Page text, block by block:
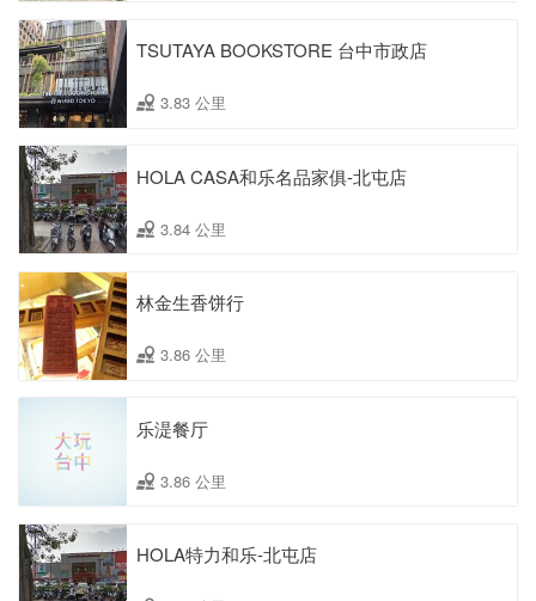
TSUTAYA BOOKSTORE 台中市政店
3.83 公里
HOLA CASA和乐名品家俱-北屯店
3.84 公里
林金生香饼行
3.86 公里
乐湜餐厅
3.86 公里
HOLA特力和乐-北屯店